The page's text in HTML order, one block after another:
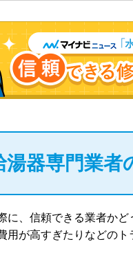
器専門業者
に、信頼できる業者か
用が高すぎたりなどの